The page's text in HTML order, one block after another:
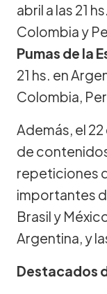
abril a las 21
Colombia y
Pumas de la
21 hs. en
Colombia,
Además, el
de
repeticiones
importantes
Brasil y
Argentina, y
Destacados